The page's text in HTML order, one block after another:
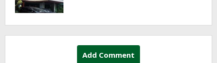
Add Comment